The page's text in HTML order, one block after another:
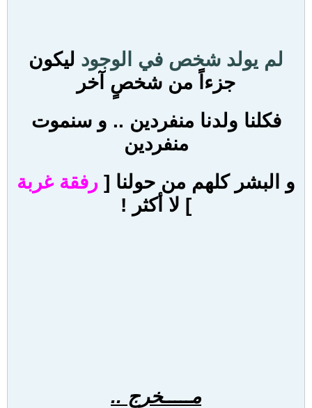
لم يولد شخص في الوجود ليكون
جزءاً من شخصٍ آخر
فكلنا ولدنا منفردين .. و سنموت
منفردين
و البشر كلهم من حولنا [ رفقة غربة
] لا أكثر !
مـــــخرج ..